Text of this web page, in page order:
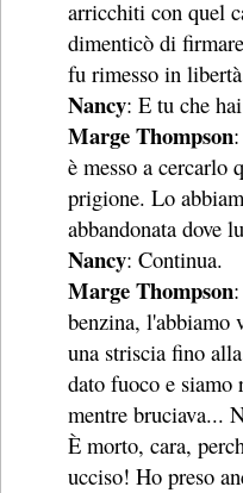
arricchiti con quel
dimenticò di
fu rimesso in
Nancy: E tu che
Marge Thompson
è messo a cercarlo
prigione. Lo
abbandonata dove
Nancy: Continua.
Marge Thompson
benzina, l'abbiamo
una striscia fino
dato fuoco e siamo
mentre bruciava...
È morto, cara,
ucciso! Ho preso